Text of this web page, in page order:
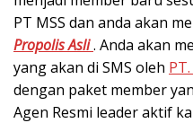
PT MSS dan anda akan
Propolis Asli. Anda akan
yang akan di SMS oleh
dengan paket member
Agen Resmi leader aktif